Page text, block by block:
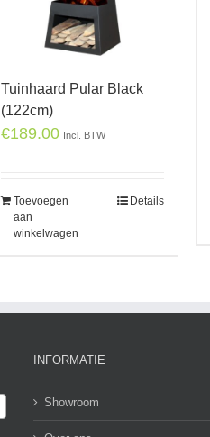
Tuinhaard Pular Black
(122cm)
€189.00 Incl. BTW
Toevoegen
aan
winkelwagen
Details
INFORMATIE
Showroom